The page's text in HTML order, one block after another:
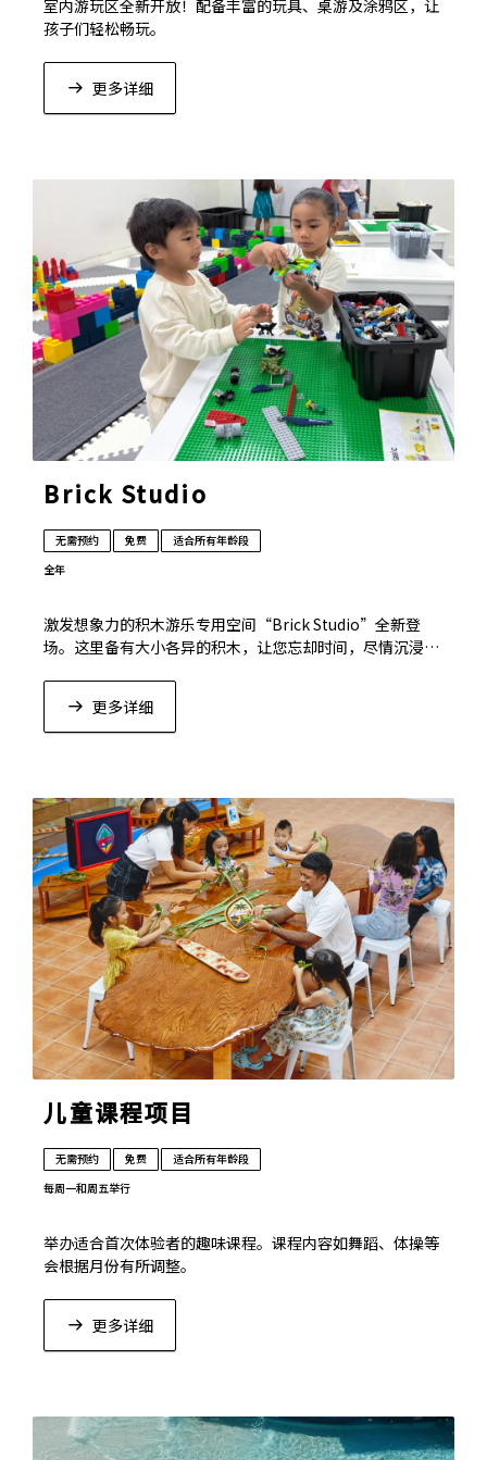
室内游玩区全新开放！配备丰富的玩具、桌游及涂鸦区，让
孩子们轻松畅玩。
更多详细
Brick Studio
无需预约 免费
适合所有年龄段
全年
激发想象力的积木游乐专用空间“Brick Studio”全新登
场。这里备有大小各异的积木，让您忘却时间，尽情沉浸在
更多详细
儿童课程项目
无需预约 免费
适合所有年龄段
每周一和周五举行
举办适合首次体验者的趣味课程。课程内容如舞蹈、体操等
会根据月份有所调整。
更多详细